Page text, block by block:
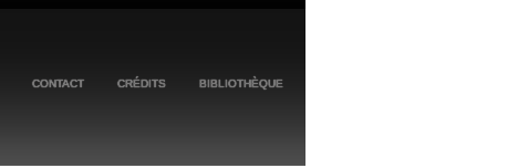
CONTACT CRÉDITS BIBLIOTHÈQUE